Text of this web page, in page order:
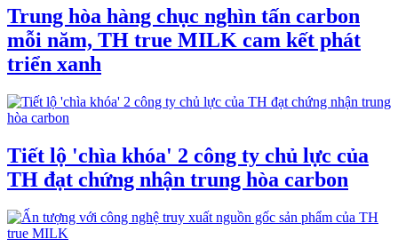
Trung hòa hàng chục nghìn tấn carbon
mỗi năm, TH true MILK cam kết phát
triển xanh
Tiết lộ 'chìa khóa' 2 công ty chủ lực của
TH đạt chứng nhận trung hòa carbon